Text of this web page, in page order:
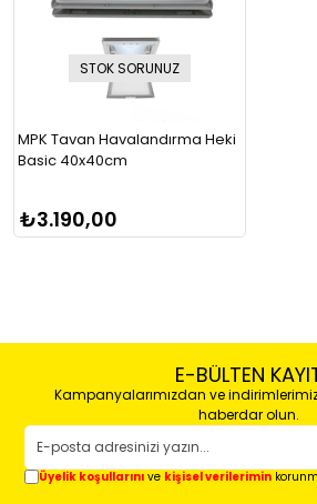
STOK SORUNUZ
MPK Tavan Havalandırma Heki
Basic 40x40cm
₺3.190,00
E-BÜLTEN
Kampanyalarımızdan ve
haberdar olun.
Üyelik koşullarını ve kişisel verilerimin